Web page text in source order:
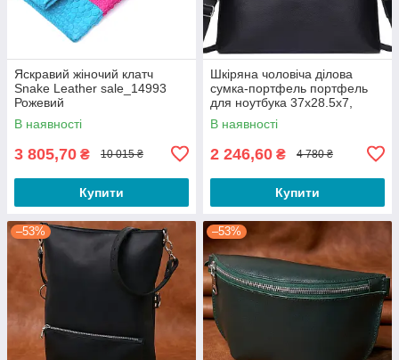
Яскравий жіночий клатч
Snake Leather sale_14993
Рожевий
В наявності
3 805,70 ₴ 10 015 ₴
Купити
Шкіряна чоловіча ділова
сумка-портфель портфель
для ноутбука 37х28.5х7,
дипломат для офіса Tiding
Bag 64028 чорний
В наявності
2 246,60 ₴ 4 780 ₴
Купити
–53% –53%